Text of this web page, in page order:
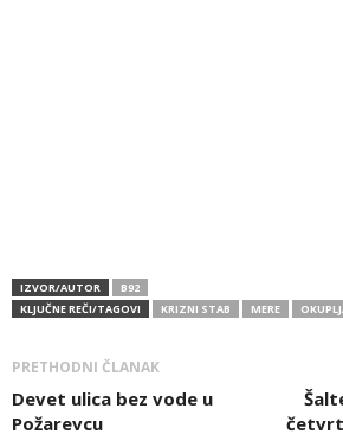
IZVOR/AUTOR
B92
KLJUČNE REČI/TAGOVI
KRIZNI STAB MERE
PRETHODNI ČLANAK
Devet ulica bez vode u
Požarevcu